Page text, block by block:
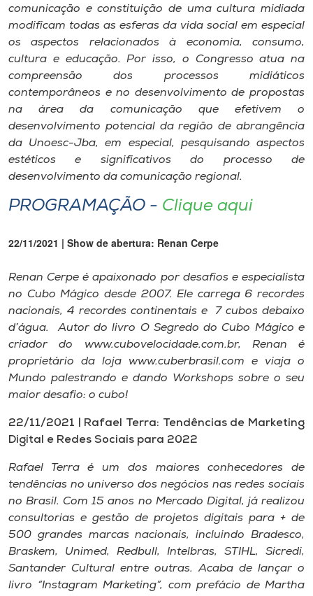
comunicação e constituição de uma cultura midiada
modificam todas as esferas da vida social em especial
os aspectos relacionados à economia, consumo,
cultura e educação. Por isso, o Congresso atua na
compreensão dos processos midiáticos
contemporâneos e no desenvolvimento de propostas
na área da comunicação que efetivem o
desenvolvimento potencial da região de abrangência
da Unoesc-Jba, em especial, pesquisando aspectos
estéticos e significativos do processo de
desenvolvimento da comunicação regional.
PROGRAMAÇÃO - Clique aqui
22/11/2021 | Show de abertura: Renan Cerpe
Renan Cerpe é apaixonado por desafios e especialista
no Cubo Mágico desde 2007. Ele carrega 6 recordes
nacionais, 4 recordes continentais e 7 cubos debaixo
d’água. Autor do livro O Segredo do Cubo Mágico e
criador do www.cubovelocidade.com.br, Renan é
proprietário da loja www.cuberbrasil.com e viaja o
Mundo palestrando e dando Workshops sobre o seu
maior desafio: o cubo!
22/11/2021 | Rafael Terra: Tendências de Marketing
Digital e Redes Sociais para 2022
Rafael Terra é um dos maiores conhecedores de
tendências no universo dos negócios nas redes sociais
no Brasil. Com 15 anos no Mercado Digital, já realizou
consultorias e gestão de projetos digitais para + de
500 grandes marcas nacionais, incluindo Bradesco,
Braskem, Unimed, Redbull, Intelbras, STIHL, Sicredi,
Santander Cultural entre outras. Acaba de lançar o
livro “Instagram Marketing”, com prefácio de Martha